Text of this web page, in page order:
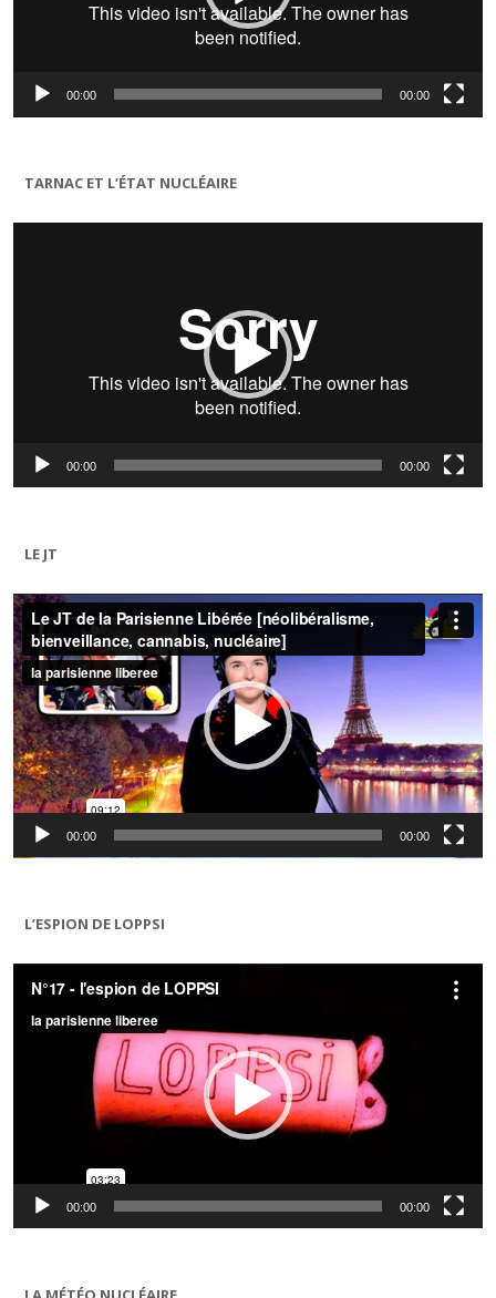
00:00 00:00
TARNAC ET L’ÉTAT NUCLÉAIRE
Lecteur
00:00 00:00
LE JT
Lecteur
vidéo
00:00 00:00
L’ESPION DE LOPPSI
Lecteur
vidéo
00:00 00:00